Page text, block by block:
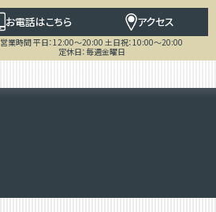
お電話はこちら アクセス
営業時間 平日：12:00～20:00 土日祝：10:00～20:00
定休日：毎週金曜日